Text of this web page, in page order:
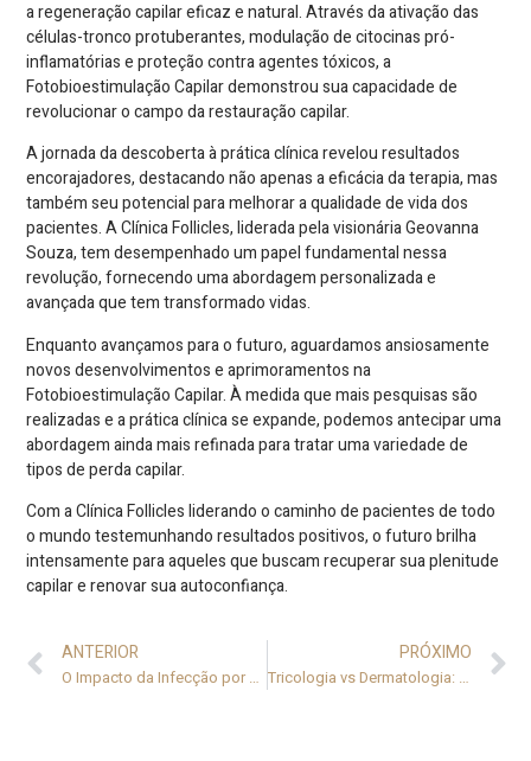
a regeneração capilar eficaz e natural. Através da ativação das
células-tronco protuberantes, modulação de citocinas pró-
inflamatórias e proteção contra agentes tóxicos, a
Fotobioestimulação Capilar demonstrou sua capacidade de
revolucionar o campo da restauração capilar.
A jornada da descoberta à prática clínica revelou resultados
encorajadores, destacando não apenas a eficácia da terapia, mas
também seu potencial para melhorar a qualidade de vida dos
pacientes. A Clínica Follicles, liderada pela visionária Geovanna
Souza, tem desempenhado um papel fundamental nessa
revolução, fornecendo uma abordagem personalizada e
avançada que tem transformado vidas.
Enquanto avançamos para o futuro, aguardamos ansiosamente
novos desenvolvimentos e aprimoramentos na
Fotobioestimulação Capilar. À medida que mais pesquisas são
realizadas e a prática clínica se expande, podemos antecipar uma
abordagem ainda mais refinada para tratar uma variedade de
tipos de perda capilar.
Com a Clínica Follicles liderando o caminho de pacientes de todo
o mundo testemunhando resultados positivos, o futuro brilha
intensamente para aqueles que buscam recuperar sua plenitude
capilar e renovar sua autoconfiança.
ANTERIOR
O Impacto da Infecção por HIV na Queda de Cabelo
PRÓXIMO
Tricologia vs Dermatologia: Escolhendo o Caminho para a Saúde Capilar